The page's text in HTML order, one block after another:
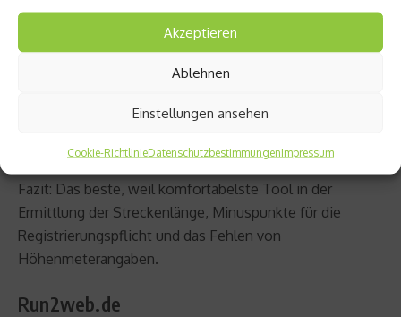
Akzeptieren
Ablehnen
Einstellungen ansehen
Cookie-RichtlinieDatenschutzbestimmungenImpressum
Negativ: Es gibt keine Höhenmessung (vor allem für
Radrennfahrer interessant), „nur“ eine Anzeige der
Streckenlänge. Außerdem muss man sich – wenn auch
können (URL kopieren und dann bei Bedarf wieder
Fazit: Das beste, weil komfortabelste Tool in der
Ermittlung der Streckenlänge, Minuspunkte für die
Registrierungspflicht und das Fehlen von
Höhenmeterangaben.
Run2web.de